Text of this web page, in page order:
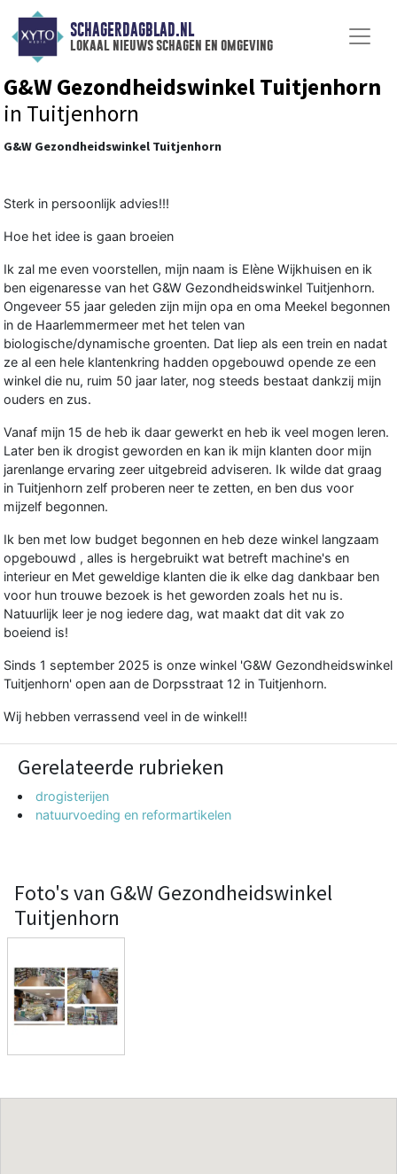
SCHAGERDAGBLAD.NL
lokaal nieuws schagen en omgeving
G&W Gezondheidswinkel Tuitjenhorn
in Tuitjenhorn
G&W Gezondheidswinkel Tuitjenhorn
Sterk in persoonlijk advies!!!
Hoe het idee is gaan broeien
Ik zal me even voorstellen, mijn naam is Elène Wijkhuisen en ik
ben eigenaresse van het G&W Gezondheidswinkel Tuitjenhorn.
Ongeveer 55 jaar geleden zijn mijn opa en oma Meekel begonnen
in de Haarlemmermeer met het telen van
biologische/dynamische groenten. Dat liep als een trein en nadat
ze al een hele klantenkring hadden opgebouwd opende ze een
winkel die nu, ruim 50 jaar later, nog steeds bestaat dankzij mijn
ouders en zus.
Vanaf mijn 15 de heb ik daar gewerkt en heb ik veel mogen leren.
Later ben ik drogist geworden en kan ik mijn klanten door mijn
jarenlange ervaring zeer uitgebreid adviseren. Ik wilde dat graag
in Tuitjenhorn zelf proberen neer te zetten, en ben dus voor
mijzelf begonnen.
Ik ben met low budget begonnen en heb deze winkel langzaam
opgebouwd , alles is hergebruikt wat betreft machine's en
interieur en Met geweldige klanten die ik elke dag dankbaar ben
voor hun trouwe bezoek is het geworden zoals het nu is.
Natuurlijk leer je nog iedere dag, wat maakt dat dit vak zo
boeiend is!
Sinds 1 september 2025 is onze winkel 'G&W Gezondheidswinkel
Tuitjenhorn' open aan de Dorpsstraat 12 in Tuitjenhorn.
Wij hebben verrassend veel in de winkel!!
Gerelateerde rubrieken
drogisterijen
natuurvoeding en reformartikelen
Foto's van G&W Gezondheidswinkel
Tuitjenhorn